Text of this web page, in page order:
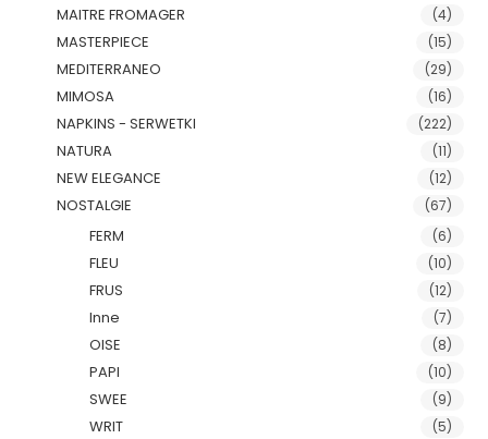
MAITRE FROMAGER (4)
MASTERPIECE (15)
MEDITERRANEO (29)
MIMOSA (16)
NAPKINS - SERWETKI (222)
NATURA (11)
NEW ELEGANCE (12)
NOSTALGIE (67)
FERM (6)
FLEU (10)
FRUS (12)
Inne (7)
OISE (8)
PAPI (10)
SWEE (9)
WRIT (5)